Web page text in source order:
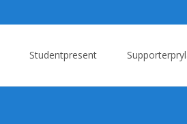
Studentpresent